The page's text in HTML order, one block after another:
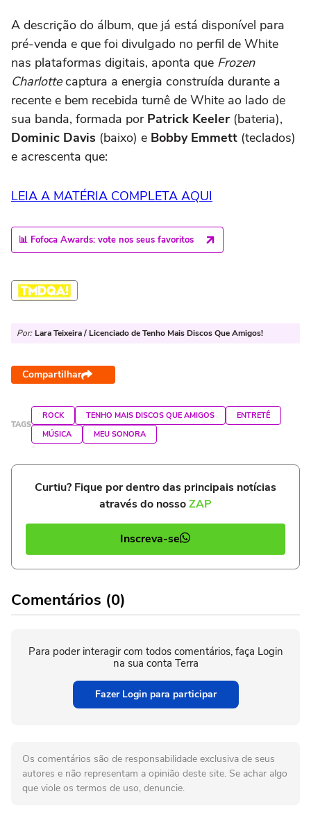
A descrição do álbum, que já está disponível para
pré-venda e que foi divulgado no perfil de White
nas plataformas digitais, aponta que Frozen
Charlottecaptura a energia construída durante a
recente e bem recebida turnê de White ao lado de
sua banda, formada por Patrick Keeler (bateria),
Dominic Davis (baixo) e Bobby Emmett (teclados)
e acrescenta que:
LEIA A MATÉRIA COMPLETA AQUI
📊 Fofoca Awards: vote nos seus favoritos
Por: Lara Teixeira / Licenciado de Tenho Mais Discos Que Amigos!
Compartilhar
TAGS
ROCK TENHO MAIS DISCOS QUE AMIGOS
ENTRETÊ
MÚSICA
MEU SONORA
Curtiu? Fique por dentro das principais notícias
através do nossoZAP
Inscreva-se
Comentários (0)
Para poder interagir com todos comentários, faça Login
na sua conta Terra
Fazer Login para participar
Os comentários são de responsabilidade exclusiva de seus
autores e não representam a opinião deste site. Se achar algo
que viole os termos de uso, denuncie.